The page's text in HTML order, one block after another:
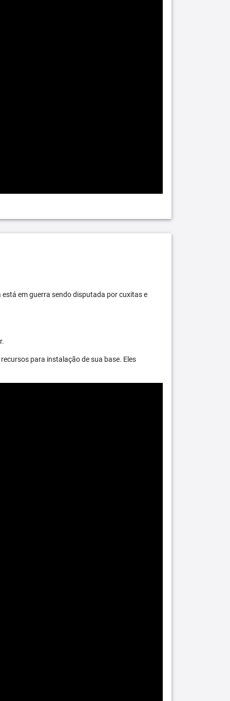
em guerra sendo disputada por cuxitas e
para instalação de sua base. Eles